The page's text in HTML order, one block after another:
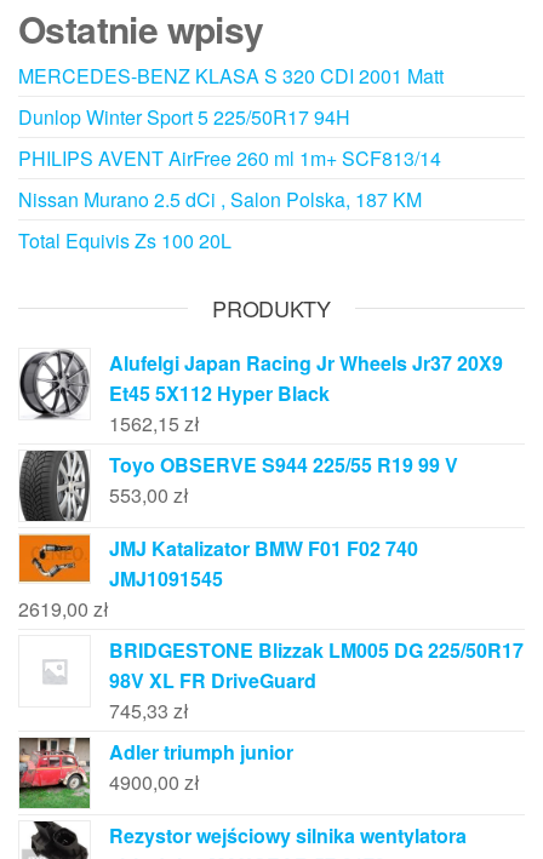
Ostatnie wpisy
MERCEDES-BENZ KLASA S 320 CDI 2001 Matt
Dunlop Winter Sport 5 225/50R17 94H
PHILIPS AVENT AirFree 260 ml 1m+ SCF813/14
Nissan Murano 2.5 dCi , Salon Polska, 187 KM
Total Equivis Zs 100 20L
PRODUKTY
Alufelgi Japan Racing Jr Wheels Jr37 20X9
Et45 5X112 Hyper Black
1562,15 zł
Toyo OBSERVE S944 225/55 R19 99 V
553,00 zł
JMJ Katalizator BMW F01 F02 740
JMJ1091545
2619,00 zł
BRIDGESTONE Blizzak LM005 DG 225/50R17
98V XL FR DriveGuard
745,33 zł
Adler triumph junior
4900,00 zł
Rezystor wejściowy silnika wentylatora